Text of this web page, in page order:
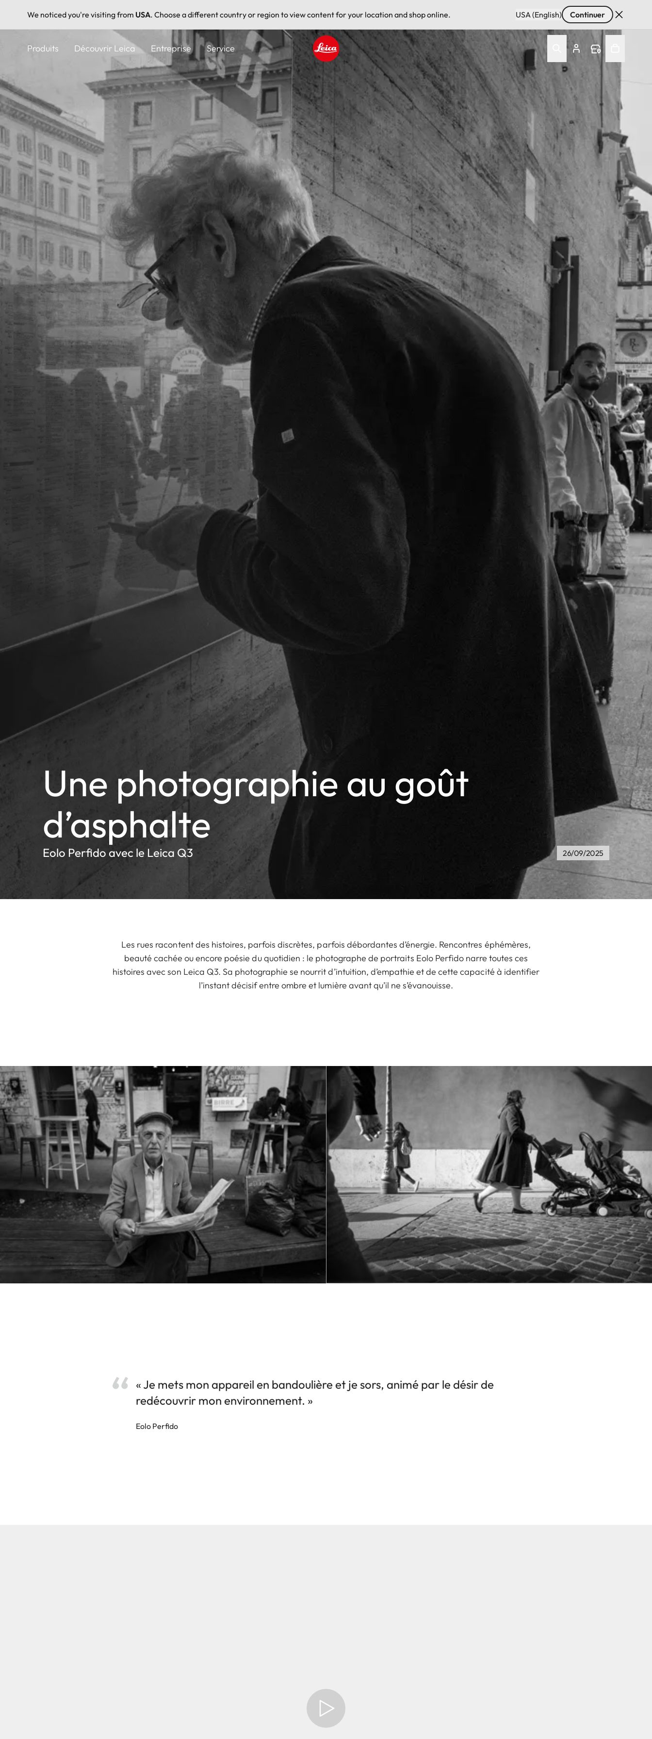
We noticed you're visiting from USA. Choose a different country or region to view content for your location and shop online. USA (English) Continuer
Produits Découvrir Leica Entreprise Service
Leica logo - Home
Une photographie au goût
d’asphalte
Eolo Perfido avec le Leica Q3 26/09/2025
Les rues racontent des histoires, parfois discrètes, parfois débordantes d’énergie. Rencontres éphémères,
beauté cachée ou encore poésie du quotidien : le photographe de portraits Eolo Perfido narre toutes ces
histoires avec son Leica Q3. Sa photographie se nourrit d’intuition, d’empathie et de cette capacité à identifier
l’instant décisif entre ombre et lumière avant qu’il ne s’évanouisse.
« Je mets mon appareil en bandoulière et je sors, animé par le désir de
redécouvrir mon environnement. »
Eolo Perfido